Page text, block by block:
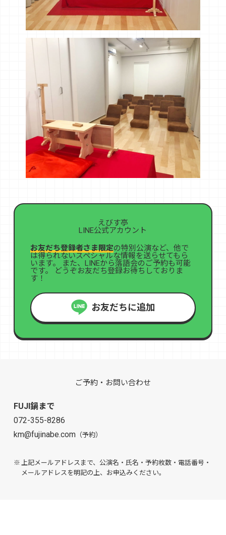
えびす亭
LINE公式アカウント
お友だち登録者さま限定の特別公演など、他で
は得られないスペシャルな情報を送らせてもら
います。 また、LINEから落語会のご予約も可能
です。 どうぞお友だち登録お待ちしておりま
す！
お友だちに追加
ご予約・お問い合わせ
FUJI鍋まで
072-355-8286
km@fujinabe.com（予約）
上記メールアドレスまで、公演名・氏名・予約枚数・電話番号・
メールアドレスを明記の上、お申込みください。